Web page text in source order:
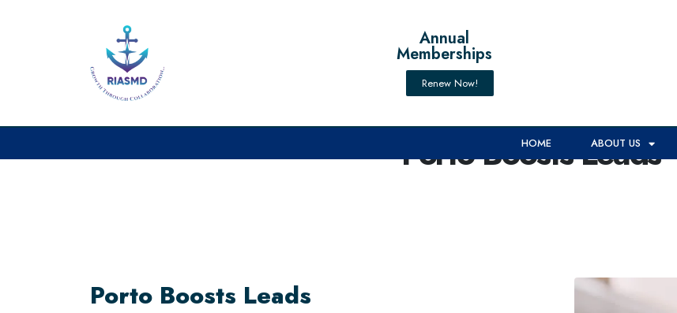
Annual
Memberships
Renew Now!
HOME ABOUT US
Porto Boosts Leads
Porto Boosts Leads